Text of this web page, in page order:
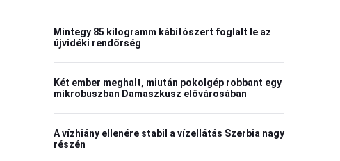
Mintegy 85 kilogramm kábítószert foglalt le az
újvidéki rendőrség
Két ember meghalt, miután pokolgép robbant egy
mikrobuszban Damaszkusz elővárosában
A vízhiány ellenére stabil a vízellátás Szerbia nagy
részén